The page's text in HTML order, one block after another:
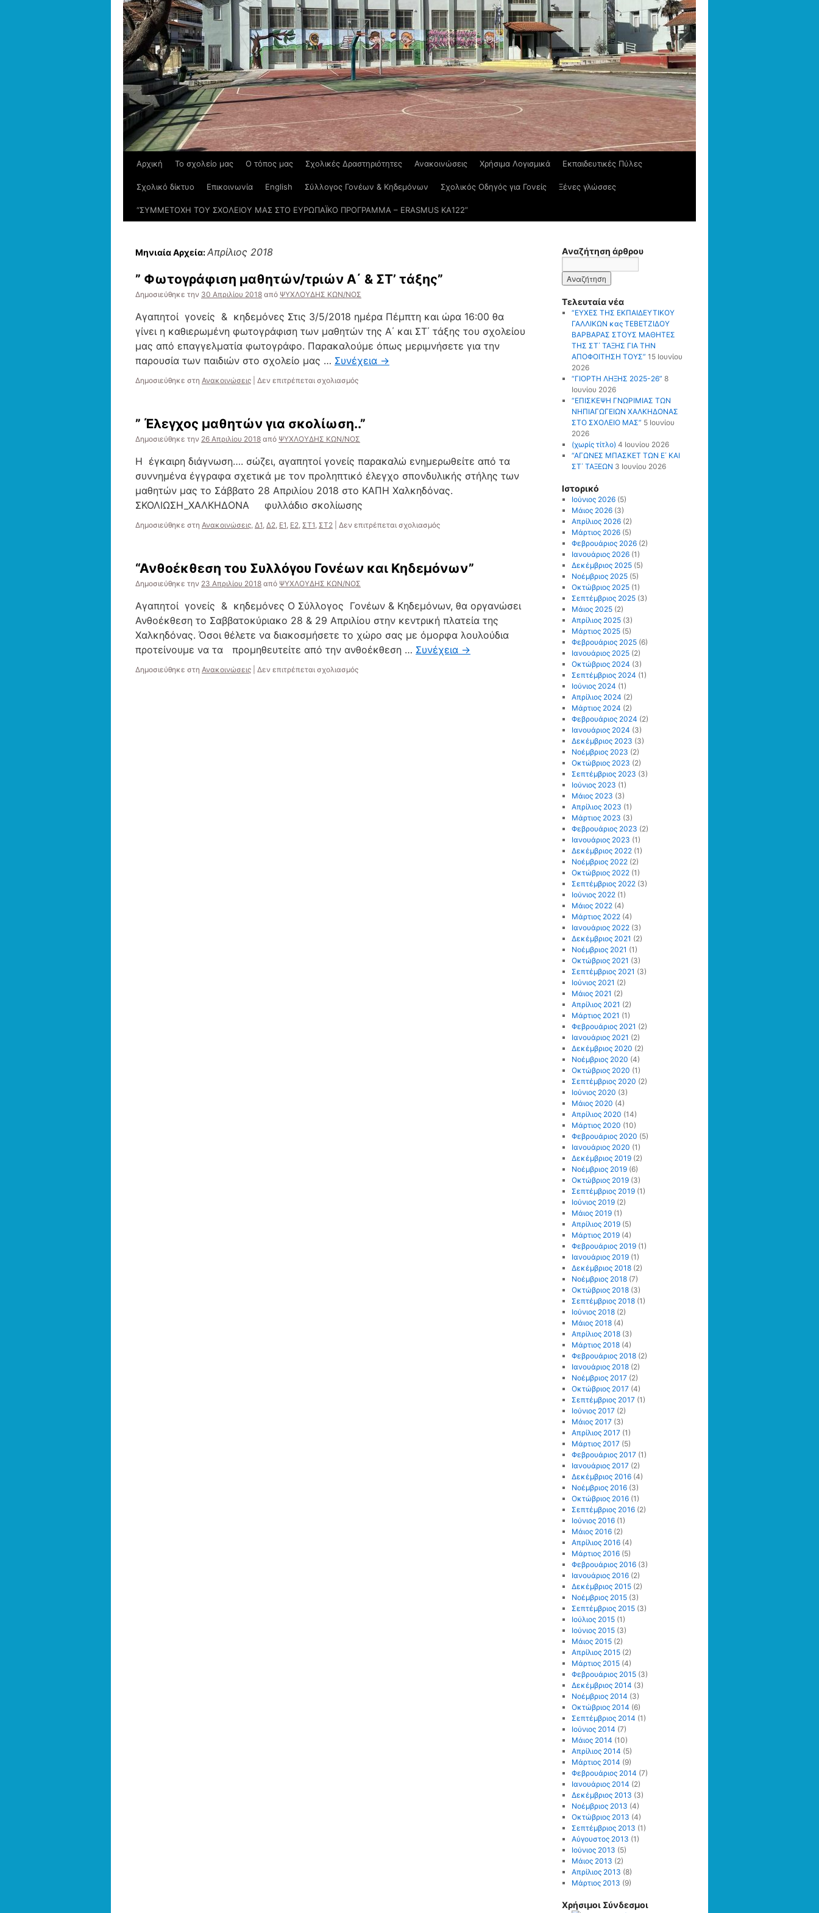
Αρχική Το σχολείο μας Ο τόπος μας Σχολικές Δραστηριότητες Ανακοινώσεις Χρήσιμα Λογισμικά Εκπαιδευτικές Πύλες
Σχολικό δίκτυο Επικοινωνία English Σύλλογος Γονέων & Κηδεμόνων Σχολικός Οδηγός για Γονείς Ξένες γλώσσες
“ΣΥΜΜΕΤΟΧΗ ΤΟΥ ΣΧΟΛΕΙΟΥ ΜΑΣ ΣΤΟ ΕΥΡΩΠΑΪΚΟ ΠΡΟΓΡΑΜΜΑ – ERASMUS KΑ122”
Μηνιαία Αρχεία:Απρίλιος 2018
” Φωτογράφιση μαθητών/τριών Α΄ & ΣΤ’ τάξης”
Δημοσιεύθηκε την 30 Απριλίου 2018 από ΨΥΧΛΟΥΔΗΣ ΚΩΝ/ΝΟΣ
Αγαπητοί γονείς & κηδεμόνες Στις 3/5/2018 ημέρα Πέμπτη και ώρα 16:00 θα
γίνει η καθιερωμένη φωτογράφιση των μαθητών της Α΄ και ΣΤ΄ τάξης του σχολείου
μας από επαγγελματία φωτογράφο. Παρακαλούμε όπως μεριμνήσετε για την
παρουσία των παιδιών στο σχολείο μας … Συνέχεια →
Δημοσιεύθηκε στη Ανακοινώσεις Δεν επιτρέπεται σχολιασμόςστο
τριών
Α΄
&
τάξης”
” Έλεγχος μαθητών για σκολίωση..”
Δημοσιεύθηκε την 26 Απριλίου 2018 από ΨΥΧΛΟΥΔΗΣ ΚΩΝ/ΝΟΣ
Η έγκαιρη διάγνωση…. σώζει, αγαπητοί γονείς παρακαλώ ενημερωθείτε από τα
συννημένα έγγραφα σχετικά με τον προληπτικό έλεγχο σπονδυλικής στήλης των
μαθητών μας το Σάββατο 28 Απριλίου 2018 στο ΚΑΠΗ Χαλκηδόνας.
ΣΚΟΛΙΩΣΗ_ΧΑΛΚΗΔΟΝΑ φυλλάδιο σκολίωσης
Δημοσιεύθηκε στη Ανακοινώσεις, Δ1, Δ2, Ε1, Ε2, ΣΤ1, ΣΤ2 Δεν επιτρέπεται σχολιασμόςστο
για
“Ανθοέκθεση του Συλλόγου Γονέων και Κηδεμόνων”
Δημοσιεύθηκε την 23 Απριλίου 2018 από ΨΥΧΛΟΥΔΗΣ ΚΩΝ/ΝΟΣ
Αγαπητοί γονείς & κηδεμόνες Ο Σύλλογος Γονέων & Κηδεμόνων, θα οργανώσει
Ανθοέκθεση το Σαββατοκύριακο 28 & 29 Απριλίου στην κεντρική πλατεία της
Χαλκηδόνας. Όσοι θέλετε να διακοσμήσετε το χώρο σας με όμορφα λουλούδια
προτείνουμε να τα προμηθευτείτε από την ανθοέκθεση … Συνέχεια →
Δημοσιεύθηκε στη Ανακοινώσεις Δεν επιτρέπεται σχολιασμόςστο
Αναζήτηση άρθρου
Τελευταία νέα
“ΕΥΧΕΣ ΤΗΣ ΕΚΠΑΙΔΕΥΤΙΚΟΥ
ΓΑΛΛΙΚΩΝ κας ΤΕΒΕΤΖΙΔΟΥ
ΒΑΡΒΑΡΑΣ ΣΤΟΥΣ ΜΑΘΗΤΕΣ
ΤΗΣ ΣΤ΄ ΤΑΞΗΣ ΓΙΑ ΤΗΝ
ΑΠΟΦΟΙΤΗΣΗ ΤΟΥΣ” 15 Ιουνίου
2026
“ΓΙΟΡΤΗ ΛΗΞΗΣ 2025-26” 8
Ιουνίου 2026
“ΕΠΙΣΚΕΨΗ ΓΝΩΡΙΜΙΑΣ ΤΩΝ
ΝΗΠΙΑΓΩΓΕΙΩΝ ΧΑΛΚΗΔΟΝΑΣ
ΣΤΟ ΣΧΟΛΕΙΟ ΜΑΣ” 5 Ιουνίου
2026
(χωρίς τίτλο) 4 Ιουνίου 2026
“ΑΓΩΝΕΣ ΜΠΑΣΚΕΤ ΤΩΝ Ε΄ ΚΑΙ
ΣΤ΄ ΤΑΞΕΩΝ 3 Ιουνίου 2026
Ιστορικό
Ιούνιος 2026(5)
Μάιος 2026(3)
Απρίλιος 2026(2)
Μάρτιος 2026(5)
Φεβρουάριος 2026(2)
Ιανουάριος 2026(1)
Δεκέμβριος 2025(5)
Νοέμβριος 2025(5)
Οκτώβριος 2025(1)
Σεπτέμβριος 2025(3)
Μάιος 2025(2)
Απρίλιος 2025(3)
Μάρτιος 2025(5)
Φεβρουάριος 2025(6)
Ιανουάριος 2025(2)
Οκτώβριος 2024 (3)
Σεπτέμβριος 2024 (1)
Ιούνιος 2024 (1)
Απρίλιος 2024 (2)
Μάρτιος 2024 (2)
Φεβρουάριος 2024 (2)
Ιανουάριος 2024 (3)
Δεκέμβριος 2023 (3)
Νοέμβριος 2023 (2)
Οκτώβριος 2023 (2)
Σεπτέμβριος 2023 (3)
Ιούνιος 2023 (1)
Μάιος 2023 (3)
Απρίλιος 2023 (1)
Μάρτιος 2023 (3)
Φεβρουάριος 2023 (2)
Ιανουάριος 2023 (1)
Δεκέμβριος 2022(1)
Νοέμβριος 2022(2)
Οκτώβριος 2022(1)
Σεπτέμβριος 2022(3)
Ιούνιος 2022(1)
Μάιος 2022(4)
Μάρτιος 2022(4)
Ιανουάριος 2022(3)
Δεκέμβριος 2021 (2)
Νοέμβριος 2021 (1)
Οκτώβριος 2021 (3)
Σεπτέμβριος 2021 (3)
Ιούνιος 2021 (2)
Μάιος 2021 (2)
Απρίλιος 2021 (2)
Μάρτιος 2021 (1)
Φεβρουάριος 2021 (2)
Ιανουάριος 2021 (2)
Δεκέμβριος 2020 (2)
Νοέμβριος 2020 (4)
Οκτώβριος 2020 (1)
Σεπτέμβριος 2020 (2)
Ιούνιος 2020 (3)
Μάιος 2020 (4)
Απρίλιος 2020 (14)
Μάρτιος 2020 (10)
Φεβρουάριος 2020 (5)
Ιανουάριος 2020 (1)
Δεκέμβριος 2019(2)
Νοέμβριος 2019(6)
Οκτώβριος 2019(3)
Σεπτέμβριος 2019(1)
Ιούνιος 2019(2)
Μάιος 2019(1)
Απρίλιος 2019(5)
Μάρτιος 2019(4)
Φεβρουάριος 2019(1)
Ιανουάριος 2019(1)
Δεκέμβριος 2018(2)
Νοέμβριος 2018(7)
Οκτώβριος 2018(3)
Σεπτέμβριος 2018(1)
Ιούνιος 2018(2)
Μάιος 2018(4)
Απρίλιος 2018(3)
Μάρτιος 2018(4)
Φεβρουάριος 2018(2)
Ιανουάριος 2018(2)
Νοέμβριος 2017(2)
Οκτώβριος 2017(4)
Σεπτέμβριος 2017(1)
Ιούνιος 2017(2)
Μάιος 2017(3)
Απρίλιος 2017(1)
Μάρτιος 2017(5)
Φεβρουάριος 2017(1)
Ιανουάριος 2017(2)
Δεκέμβριος 2016(4)
Νοέμβριος 2016(3)
Οκτώβριος 2016(1)
Σεπτέμβριος 2016(2)
Ιούνιος 2016(1)
Μάιος 2016(2)
Απρίλιος 2016(4)
Μάρτιος 2016(5)
Φεβρουάριος 2016(3)
Ιανουάριος 2016(2)
Δεκέμβριος 2015(2)
Νοέμβριος 2015(3)
Σεπτέμβριος 2015(3)
Ιούλιος 2015(1)
Ιούνιος 2015(3)
Μάιος 2015(2)
Απρίλιος 2015(2)
Μάρτιος 2015(4)
Φεβρουάριος 2015(3)
Δεκέμβριος 2014 (3)
Νοέμβριος 2014 (3)
Οκτώβριος 2014 (6)
Σεπτέμβριος 2014 (1)
Ιούνιος 2014 (7)
Μάιος 2014 (10)
Απρίλιος 2014 (5)
Μάρτιος 2014 (9)
Φεβρουάριος 2014 (7)
Ιανουάριος 2014 (2)
Δεκέμβριος 2013 (3)
Νοέμβριος 2013 (4)
Οκτώβριος 2013 (4)
Σεπτέμβριος 2013 (1)
Αύγουστος 2013 (1)
Ιούνιος 2013 (5)
Μάιος 2013 (2)
Απρίλιος 2013 (8)
Μάρτιος 2013 (9)
Χρήσιμοι Σύνδεσμοι